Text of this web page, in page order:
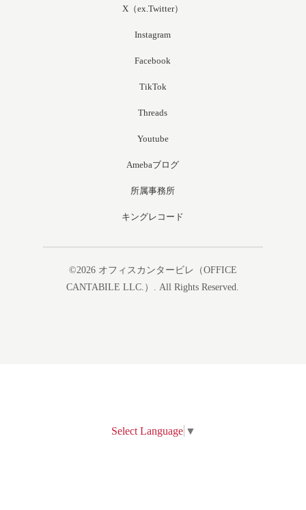
Select Language ▼
X（ex.Twitter）
Instagram
Facebook
TikTok
Threads
Youtube
Amebaブログ
所属事務所
キングレコード
©2026 オフィスカンタービレ（OFFICE
CANTABILE LLC.）
. All Rights Reserved.